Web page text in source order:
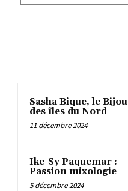
Sasha Bique, le Bijou
des îles du Nord
11 décembre 2024
Ike-Sy Paquemar :
Passion mixologie
5 décembre 2024